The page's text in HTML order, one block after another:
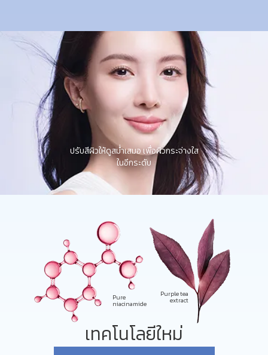
ปรับสีผิวให้ดูสม่ำเสมอ เพื่อผิวกระจ่างใส
ในอีกระดับ
Pure
niacinamide
Purple tea
extract
เทคโนโลยีใหม่